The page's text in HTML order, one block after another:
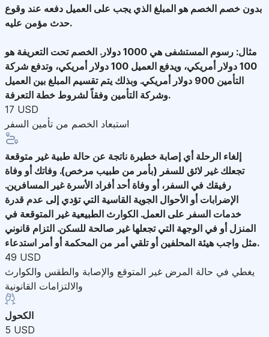
بدون خصم الخصم هو المبلغ الذي يجب على العميل دفعه عند وقوع
حدث مؤمن عليه.
مثال: رسوم المستشفى هي 1000 دولار. الخصم تحت التعريفة هو
100 دولار أمريكي، ويدفع العميل 100 دولار أمريكي، وتدفع شركة
التأمين 900 دولار أمريكي. وبذلك يتم تقسيم المبلغ بين العميل
وشركة التأمين وفقاً لشروط خطة التعرفة.
17 USD
استبعاد الخصم من تأمين السفر
إلغاء الرحلة أي إصابة خطيرة ناتجة عن حالة طبية غير متوقعة
تجعلك غير لائق للسفر (بأمر من طبيب مرخص). وفاتك أو وفاة
رفيقك في السفر، أو وفاة أحد أفراد الأسرة غير المسافرين.
الإضرابات أو الأحوال الجوية القاسية التي تؤدي إلى عدم قدرة
خدمات السفر على العمل. الكوارث الطبيعية غير المتوقعة في
المنزل أو في الوجهة التي تجعلها غير صالحة للسكن. التزام قانوني
مثل واجب هيئة المحلفين أو تلقي أمر من المحكمة أو أمر استدعاء.
49 USD
يغطي في حالة المرض غير المتوقع والإصابة والطقس والكوارث
والالتزامات القانونية
الكحول
5 USD